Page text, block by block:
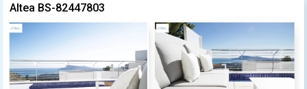
Altea BS-82447803